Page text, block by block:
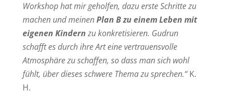
Workshop hat mir geholfen, dazu erste Schritte zu
machen und meinenPlan B zu einem Leben mit
eigenen Kindern zu konkretisieren. Gudrun
schafft es durch ihre Art eine vertrauensvolle
Atmosphäre zu schaffen, so dass man sich wohl
fühlt, über dieses schwere Thema zu sprechen.“K.
H.